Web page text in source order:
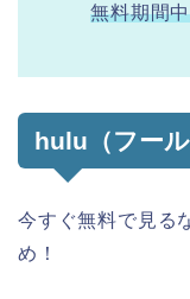
無料期間
hulu（フー
今すぐ無料で見る
め！